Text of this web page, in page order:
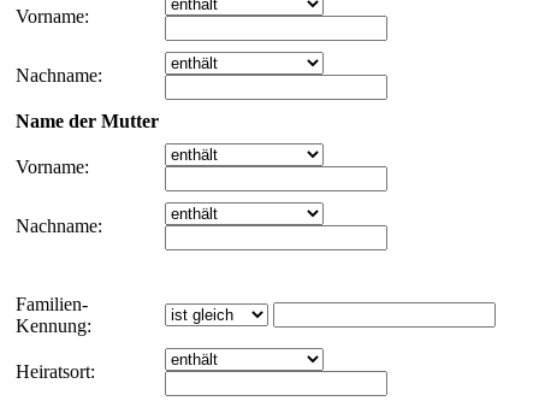
Vorname:
Nachname:
Name der Mutter
Vorname:
Nachname:
Familien-
Kennung:
Heiratsort: